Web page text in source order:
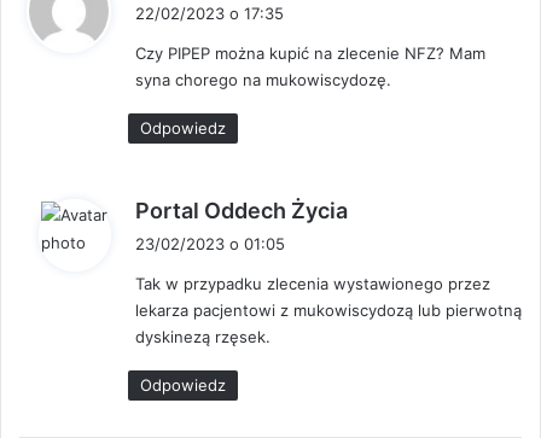
z
e
:
22/02/2023 o 17:35
Czy PIPEP można kupić na zlecenie NFZ? Mam
syna chorego na mukowiscydozę.
Odpowiedz
Portal Oddech Życia
z
e
23/02/2023 o 01:05
Tak w przypadku zlecenia wystawionego przez
lekarza pacjentowi z mukowiscydozą lub pierwotną
dyskinezą rzęsek.
Odpowiedz